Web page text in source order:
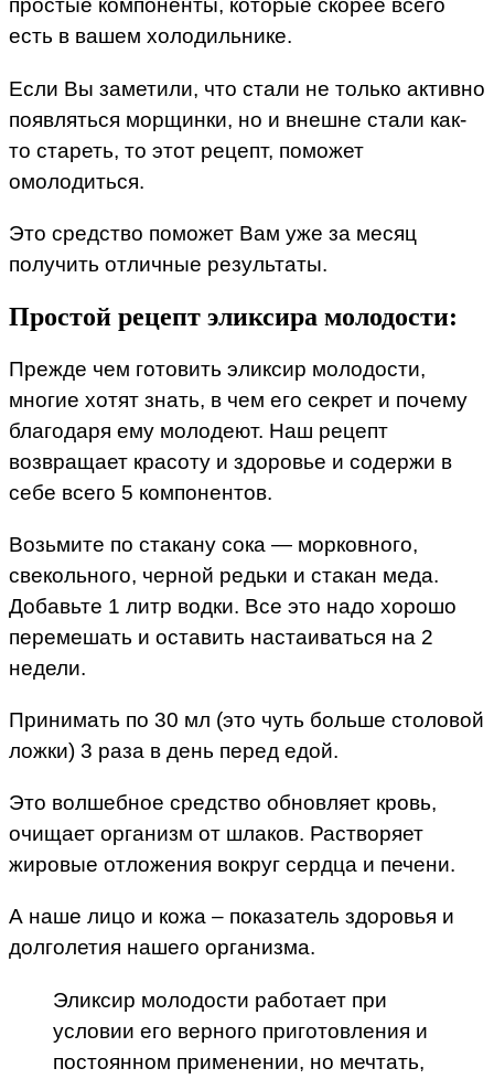
простые компоненты, которые скорее всего
есть в вашем холодильнике.
Если Вы заметили, что стали не только активно
появляться морщинки, но и внешне стали как-
то стареть, то этот рецепт, поможет
омолодиться.
Это средство поможет Вам уже за месяц
получить отличные результаты.
Простой рецепт эликсира молодости:
Прежде чем готовить эликсир молодости,
многие хотят знать, в чем его секрет и почему
благодаря ему молодеют. Наш рецепт
возвращает красоту и здоровье и содержи в
себе всего 5 компонентов.
Возьмите по стакану сока — морковного,
свекольного, черной редьки и стакан меда.
Добавьте 1 литр водки. Все это надо хорошо
перемешать и оставить настаиваться на 2
недели.
Принимать по 30 мл (это чуть больше столовой
ложки) 3 раза в день перед едой.
Это волшебное средство обновляет кровь,
очищает организм от шлаков. Растворяет
жировые отложения вокруг сердца и печени.
А наше лицо и кожа – показатель здоровья и
долголетия нашего организма.
Эликсир молодости работает при
условии его верного приготовления и
постоянном применении, но мечтать,